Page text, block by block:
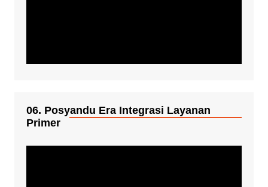
06. Posyandu Era Integrasi Layanan
Primer